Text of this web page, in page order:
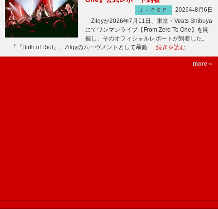
Ｊ－ＰＯＰ
2026年8月6日
Zilqyが2026年7月11日、東京・Veats Shibuya
にてワンマンライブ【From Zero To One】を開
催し、そのオフィシャルレポートが到着した。
「『Birth of Riot』、Zilqyのムーヴメントとして暴動 … 続きを読む
more »